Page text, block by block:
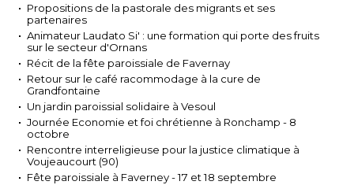
Propositions de la pastorale des migrants et ses
partenaires
Animateur Laudato Si' : une formation qui porte des fruits
sur le secteur d'Ornans
Récit de la fête paroissiale de Favernay
Retour sur le café racommodage à la cure de
Grandfontaine
Un jardin paroissial solidaire à Vesoul
Journée Economie et foi chrétienne à Ronchamp - 8
octobre
Rencontre interreligieuse pour la justice climatique à
Voujeaucourt (90)
Fête paroissiale à Faverney - 17 et 18 septembre